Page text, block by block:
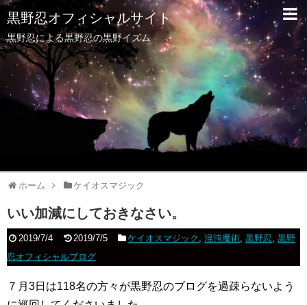
黒野忍オフィシャルサイト
黒野忍による黒野忍の黒野イズム
ホーム ケイオスマジック
いい加減にしておきなさい。
2019/7/4 2019/7/5 ケイオスマジック ,混沌魔術,黒野忍,黒野
忍オフィシャルブログ
７月3日は118名の方々が黒野忍のブログを過疎らないよう